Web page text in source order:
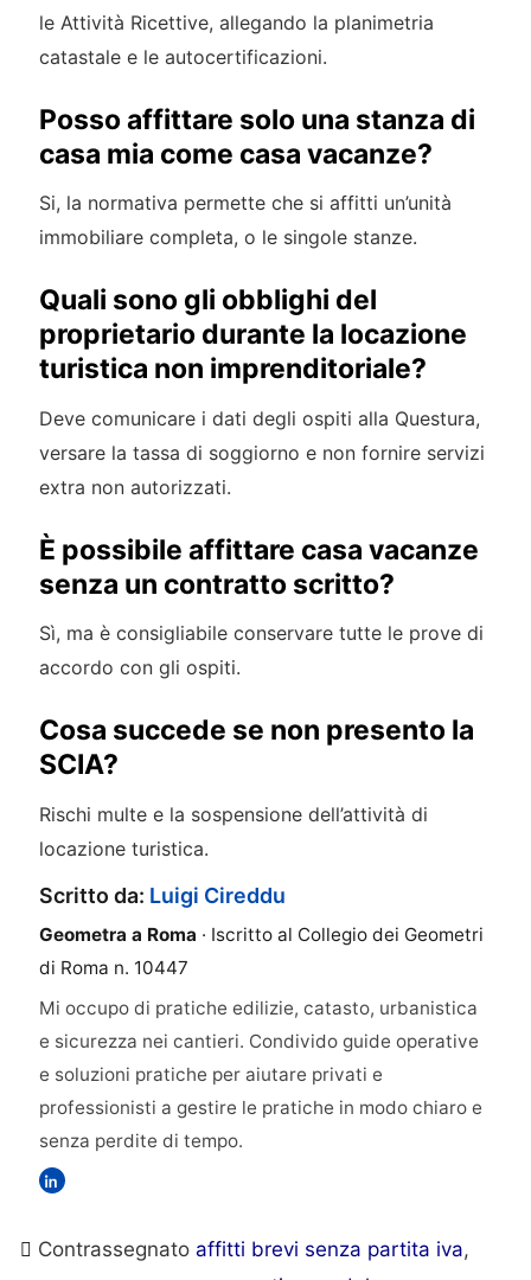
le Attività Ricettive, allegando la planimetria
catastale e le autocertificazioni.
Posso affittare solo una stanza di
casa mia come casa vacanze?
Si, la normativa permette che si affitti un’unità
immobiliare completa, o le singole stanze.
Quali sono gli obblighi del
proprietario durante la locazione
turistica non imprenditoriale?
Deve comunicare i dati degli ospiti alla Questura,
versare la tassa di soggiorno e non fornire servizi
extra non autorizzati.
È possibile affittare casa vacanze
senza un contratto scritto?
Sì, ma è consigliabile conservare tutte le prove di
accordo con gli ospiti.
Cosa succede se non presento la
SCIA?
Rischi multe e la sospensione dell’attività di
locazione turistica.
Scritto da: Luigi Cireddu
Geometra a Roma · Iscritto al Collegio dei Geometri
di Roma n. 10447
Mi occupo di pratiche edilizie, catasto, urbanistica
e sicurezza nei cantieri. Condivido guide operative
e soluzioni pratiche per aiutare privati e
professionisti a gestire le pratiche in modo chiaro e
senza perdite di tempo.
Contrassegnato affitti brevi senza partita iva,